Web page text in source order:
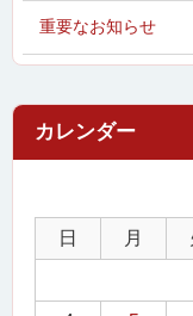
重要なお知らせ
日 月